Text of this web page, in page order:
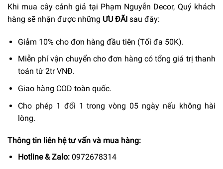
Khi mua cây cảnh giả tại Phạm Nguyễn Decor, Quý khách
hàng sẽ nhận được những ƯU ĐÃI sau đây:
Giảm 10% cho đơn hàng đầu tiên (Tối đa 50K).
Miễn phí vận chuyển cho đơn hàng có tổng giá trị thanh
toán từ 2tr VNĐ.
Giao hàng COD toàn quốc.
Cho phép 1 đổi 1 trong vòng 05 ngày nếu không hài
lòng.
Thông tin liên hệ tư vấn và mua hàng:
Hotline & Zalo: 0972678314